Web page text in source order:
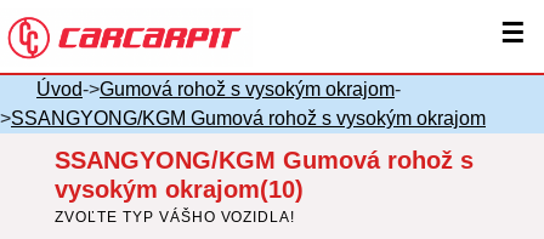
☰
Úvod->Gumová rohož s vysokým okrajom-
>SSANGYONG/KGM Gumová rohož s vysokým okrajom
SSANGYONG/KGM Gumová rohož s
vysokým okrajom(10)
ZVOĽTE TYP VÁŠHO VOZIDLA!